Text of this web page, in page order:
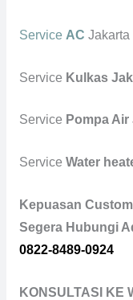
Service AC Jakarta
Service Kulkas
Service Pompa
Service Water
Kepuasan
Segera Hubungi
0822-8489-0924
KONSULTASI KE